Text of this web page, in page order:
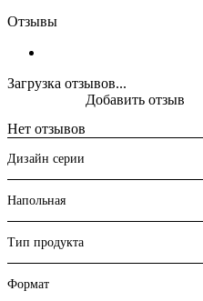
Отзывы
Загрузка отзывов...
Нет отзывов
Добавить отзыв
Дизайн серии
Напольная
Тип продукта
Формат